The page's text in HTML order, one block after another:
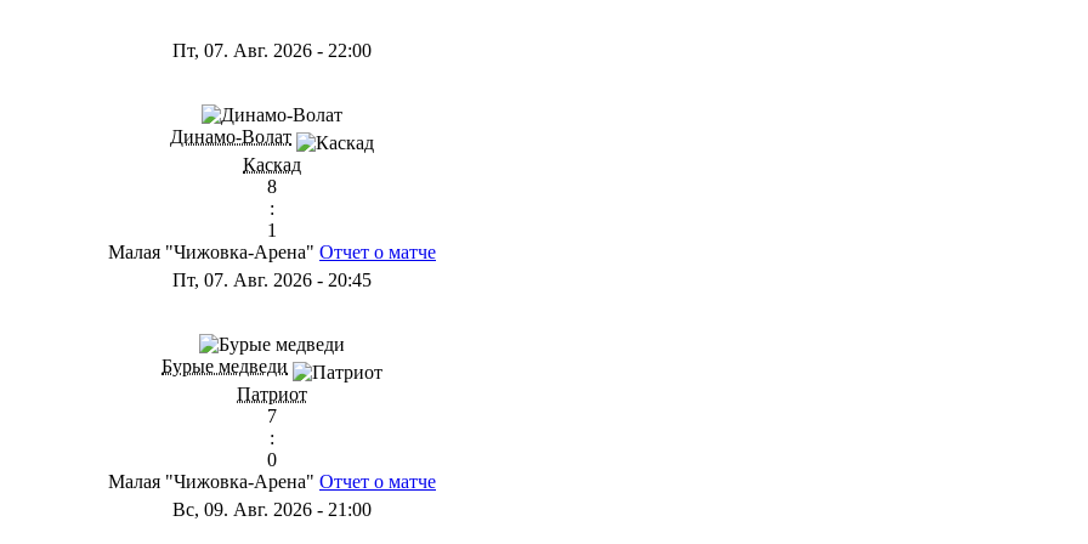
Пт, 07. Авг. 2026 - 22:00
Динамо-Волат
Каскад
8
:
1
Малая "Чижовка-Арена" Отчет о матче
Пт, 07. Авг. 2026 - 20:45
Бурые медведи
Патриот
7
:
0
Малая "Чижовка-Арена" Отчет о матче
Вс, 09. Авг. 2026 - 21:00